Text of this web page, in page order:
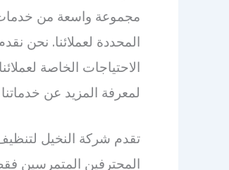
مجموعة واسعة من خدمات
المحددة لعملائنا. نحن
الاحتياجات الخاصة
لمعرفة المزيد عن
تقدم شركة النخيل
المحترفين المتمرسين